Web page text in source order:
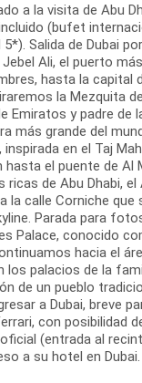
a la visita de Abu
(bufet
Salida de Dubai
Ali, el puerto
hasta la capital
la Mezquita
Emiratos y padre de
más grande del
en el Taj
hasta el puente de Al
ricas de Abu Dhabi, el
la calle Corniche que
Parada para
Palace, conocido
hacia el
los palacios de la
de un pueblo
a Dubai, breve
con posibilidad
(entrada al
a su hotel en